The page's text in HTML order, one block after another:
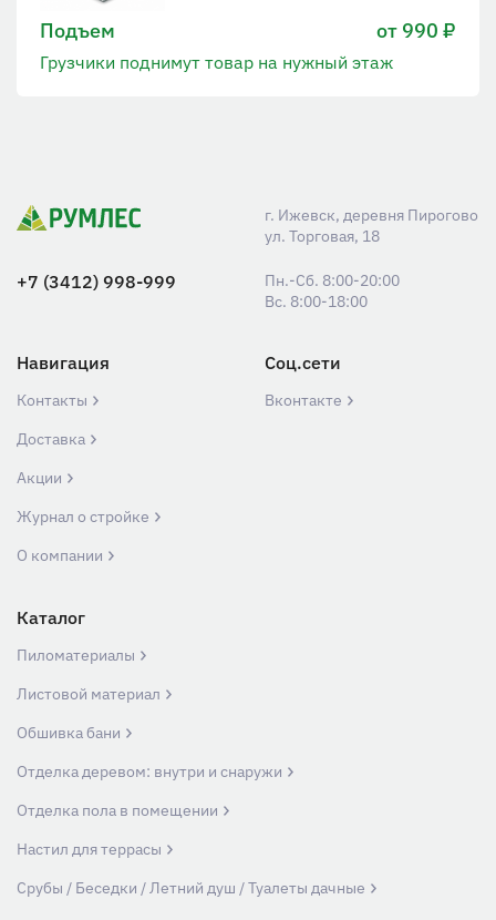
Подъем от 990 ₽
Грузчики поднимут товар на нужный этаж
г. Ижевск, деревня Пирогово
ул. Торговая, 18
+7 (3412) 998-999
Пн.-Сб. 8:00-20:00
Вс. 8:00-18:00
Навигация
Контакты
Доставка
Акции
Журнал о стройке
О компании
Соц.сети
Вконтакте
Каталог
Пиломатериалы
Листовой материал
Обшивка бани
Отделка деревом: внутри и снаружи
Отделка пола в помещении
Настил для террасы
Срубы / Беседки / Летний душ / Туалеты дачные